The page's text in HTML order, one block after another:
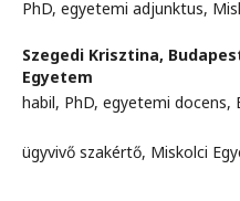
PhD, egyetemi adjunktus,
Szegedi Krisztina,
Egyetem
habil, PhD, egyetemi docens,
ügyvivő szakértő, Miskolci